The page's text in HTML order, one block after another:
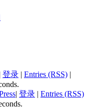
登录 | Entries (RSS) |
| 登录 | Entries (RSS)